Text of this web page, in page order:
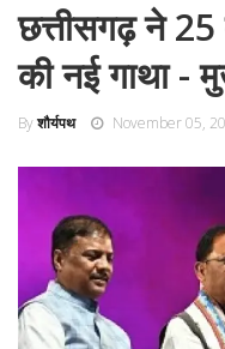
छत्तीसगढ़ ने 25
की नई गाथा -
Byशौर्यपथ November 05,